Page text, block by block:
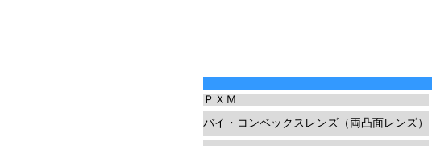
ＰＸＭ
バイ・コンベックスレンズ（両凸面レンズ）